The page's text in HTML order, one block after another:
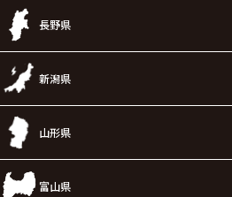
長野県
新潟県
山形県
富山県